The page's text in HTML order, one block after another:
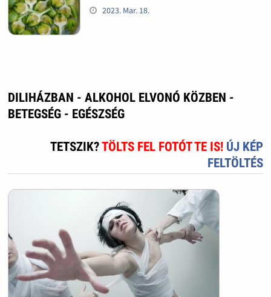
2023. Mar. 18.
DILIHÁZBAN - ALKOHOL ELVONÓ KÖZBEN -
BETEGSÉG - EGÉSZSÉG
TETSZIK?TÖLTS FEL FOTÓT TE IS! ÚJ KÉP
FELTÖLTÉS